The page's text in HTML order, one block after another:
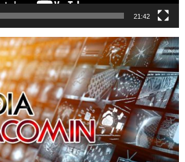
21:42